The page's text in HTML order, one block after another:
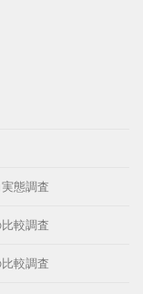
態調査
較調査
較調査